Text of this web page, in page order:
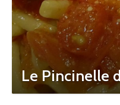
Le Pincinelle